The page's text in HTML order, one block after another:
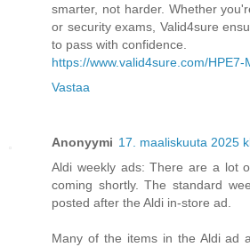
smarter, not harder. Whether
or security exams, Valid4sure
to pass with confidence.
https://www.valid4sure.com/
Vastaa
Anonyymi 17. maaliskuuta 2025
Aldi weekly ads: There are a lot
coming shortly. The standard
posted after the Aldi in-store ad.
Many of the items in the Aldi ad